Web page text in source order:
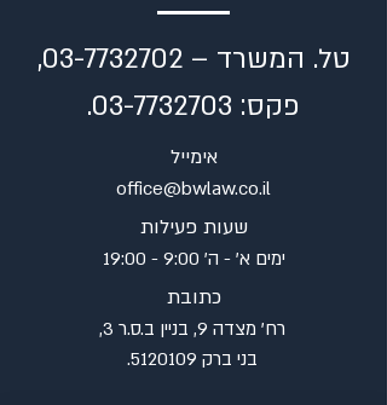
טל. המשרד –03-7732702
,
פקס: 03-7732703
.
אימייל
office@bwlaw.co.il
שעות פעילות
ימים א' - ה' 9:00 - 19:00
כתובת
רח' מצדה 9, בניין ב.ס.ר 3,
בני ברק 5120109
.